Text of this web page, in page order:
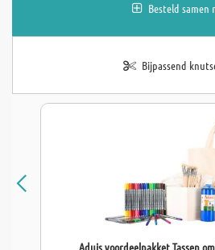
Besteld samen
Bijpassend
Aduis voordeelpakket Tassen